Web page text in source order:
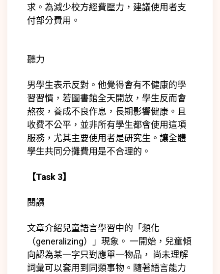
求。 為減少校方經費壓力，建議使用者支
付部分費用。
聽力
男學生表示反對。他覺得會有不健康的學
習習慣，若圖書館全天開放，學生反而會
熬夜，養成不良作息，長期影響健康。且
收費不公平，並非所有學生都會使用這項
服務，尤其主要使用者是研究生。讓全體
學生共同分攤費用是不合理的。
【Task 3】
閱讀
文章介紹兒童語言學習中的「 類化
（generalizing）
」現象。 一開始，兒童傾
向認為某一字只對應單一物品， 尚未理解
詞彙可以套用到 同類事物 。隨著語言能力